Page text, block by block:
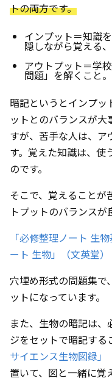
トの両方です。
インプット＝知識
隠しながら覚える
アウトプット＝学
問題」を解くこと。
暗記というとインプ
ットとのバランスが
すが、苦手な人は、ア
す。覚えた知識は、使
のです。
そこで、覚えることが
トプットのバランスが
「必修整理ノート 生
ート 生物」（文英堂）
穴埋め形式の問題集で
ットになっています。
また、生物の暗記は
ジをセットで暗記する
サイエンス生物図録」
置いて、図と一緒に覚